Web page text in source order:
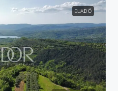
ELADÓ